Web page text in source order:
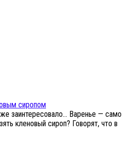
сиропом
заинтересовало… Варенье — само
кленовый сироп? Говорят, что в